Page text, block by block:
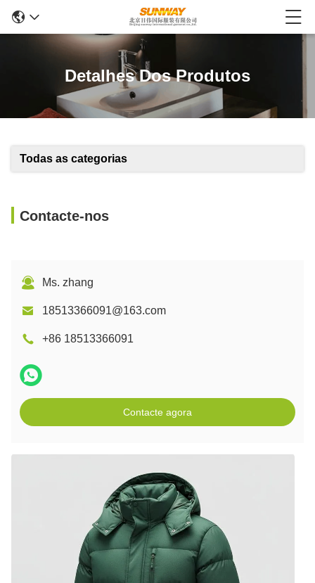
Detalhes Dos Produtos
Todas as categorias
Contacte-nos
Ms. zhang
18513366091@163.com
+86 18513366091
Contacte agora